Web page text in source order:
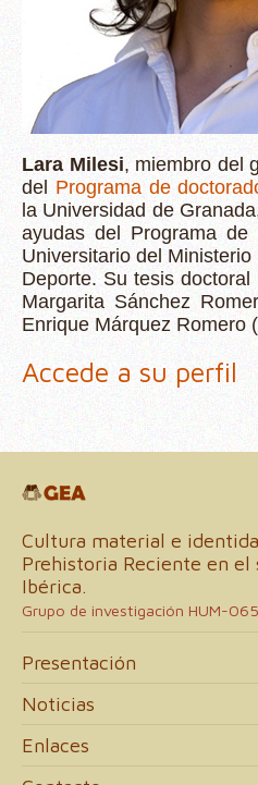
Lara Milesi, miembro del
del Programa de
la Universidad de
ayudas del Programa de
Universitario del
Deporte. Su tesis
Margarita Sánchez
Enrique Márquez Romero
Accede a su perfil
Cultura material e
Prehistoria Reciente en el
Ibérica.
Grupo de investigación HUM-065
Presentación
Noticias
Enlaces